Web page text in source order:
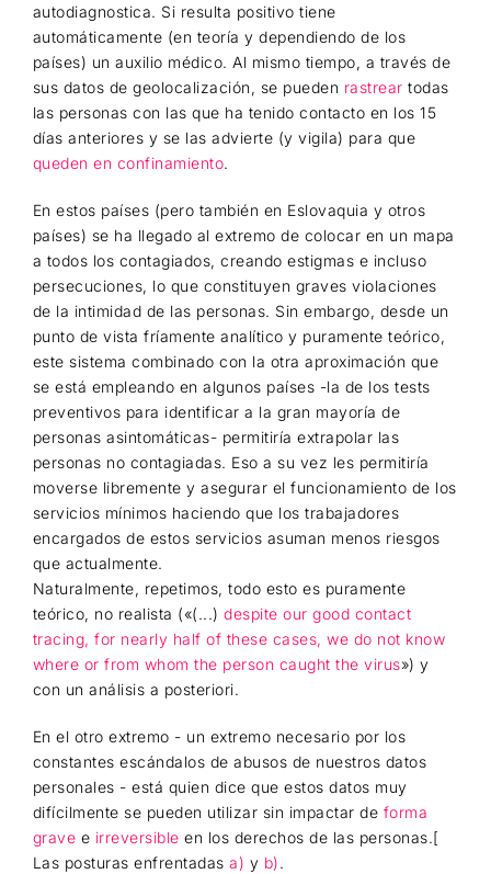
autodiagnostica. Si resulta positivo tiene
automáticamente (en teoría y dependiendo de los
países) un auxilio médico. Al mismo tiempo, a través de
sus datos de geolocalización, se pueden rastrear todas
las personas con las que ha tenido contacto en los 15
días anteriores y se las advierte (y vigila) para que
queden en confinamiento.
En estos países (pero también en Eslovaquia y otros
países) se ha llegado al extremo de colocar en un mapa
a todos los contagiados, creando estigmas e incluso
persecuciones, lo que constituyen graves violaciones
de la intimidad de las personas. Sin embargo, desde un
punto de vista fríamente analítico y puramente teórico,
este sistema combinado con la otra aproximación que
se está empleando en algunos países -la de los tests
preventivos para identificar a la gran mayoría de
personas asintomáticas- permitiría extrapolar las
personas no contagiadas. Eso a su vez les permitiría
moverse libremente y asegurar el funcionamiento de los
servicios mínimos haciendo que los trabajadores
encargados de estos servicios asuman menos riesgos
que actualmente.
Naturalmente, repetimos, todo esto es puramente
teórico, no realista («(...)despite our good contact
tracing, for nearly half of these cases, we do not know
where or from whom the person caught the virus») y
con un análisis a posteriori.
En el otro extremo - un extremo necesario por los
constantes escándalos de abusos de nuestros datos
personales - está quien dice que estos datos muy
difícilmente se pueden utilizar sin impactar de forma
grave e irreversible en los derechos de las personas.[
Las posturas enfrentadasa) y b).